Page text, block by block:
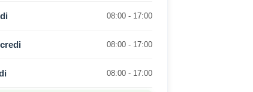
08:00 - 17:00
08:00 - 17:00
08:00 - 17:00